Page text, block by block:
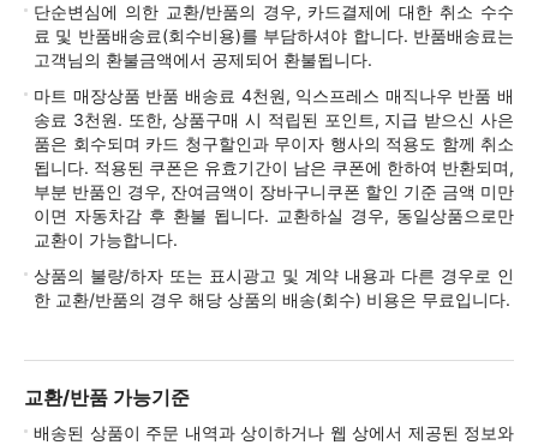
단순변심에 의한 교환/반품의 경우, 카드결제에 대한 취소 수수
료 및 반품배송료(회수비용)를 부담하셔야 합니다. 반품배송료는
고객님의 환불금액에서 공제되어 환불됩니다.
마트 매장상품 반품 배송료 4천원, 익스프레스 매직나우 반품 배
송료 3천원. 또한, 상품구매 시 적립된 포인트, 지급 받으신 사은
품은 회수되며 카드 청구할인과 무이자 행사의 적용도 함께 취소
됩니다. 적용된 쿠폰은 유효기간이 남은 쿠폰에 한하여 반환되며,
부분 반품인 경우, 잔여금액이 장바구니쿠폰 할인 기준 금액 미만
이면 자동차감 후 환불 됩니다. 교환하실 경우, 동일상품으로만
교환이 가능합니다.
상품의 불량/하자 또는 표시광고 및 계약 내용과 다른 경우로 인
한 교환/반품의 경우 해당 상품의 배송(회수) 비용은 무료입니다.
교환/반품 가능기준
배송된 상품이 주문 내역과 상이하거나 웹 상에서 제공된 정보와